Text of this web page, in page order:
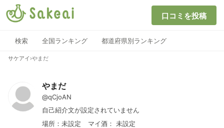
口コミを投稿
検索 全国ランキング 都道府県別ランキング
サケアイ ›やまだ
やまだ
@qCjoAN
自己紹介文が設定されていません
場所：未設定
マイ酒： 未設定